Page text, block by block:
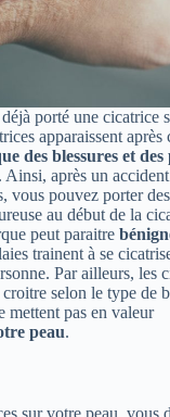
porté une cicatrice
apparaissent après
des blessures et des
. Ainsi, après un
vous pouvez porter
au début de la
peut paraitre
trainent à se
Par ailleurs, les
selon le type de
mettent pas en valeur
peau.
sur votre peau, vous